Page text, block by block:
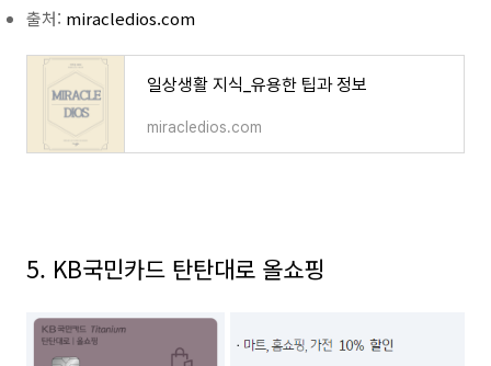
출처: miracledios.com
일상생활 지식_유용한 팁과 정보
miracledios.com
5. KB국민카드 탄탄대로 올쇼핑